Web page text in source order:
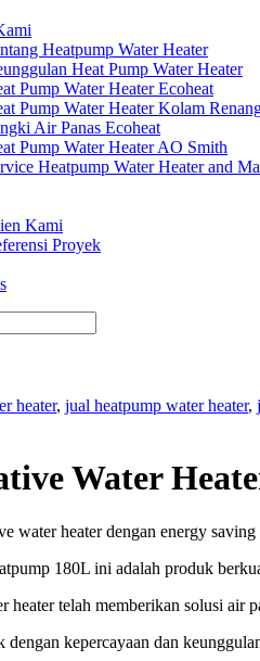
Heatpump Water Heater
Heat Pump Water Heater
Pump Water Heater Ecoheat
Pump Water Heater Kolam
Air Panas Ecoheat
Pump Water Heater AO Smith
Heatpump Water Heater and
Kami
Proyek
heater, jual heatpump water heater,
Water
water heater dengan energy
180L ini adalah produk
heater telah memberikan solusi air
kepercayaan dan